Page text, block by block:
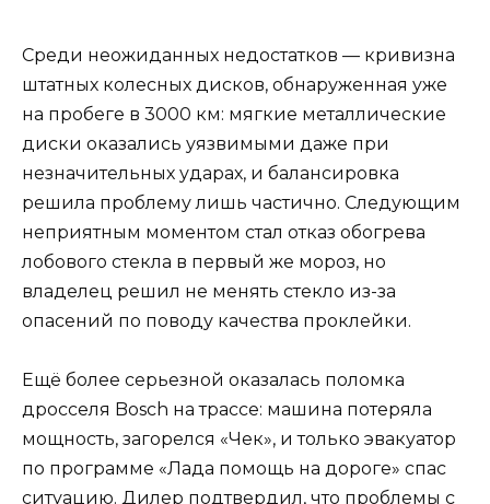
Среди неожиданных недостатков — кривизна
штатных колесных дисков, обнаруженная уже
на пробеге в 3000 км: мягкие металлические
диски оказались уязвимыми даже при
незначительных ударах, и балансировка
решила проблему лишь частично. Следующим
неприятным моментом стал отказ обогрева
лобового стекла в первый же мороз, но
владелец решил не менять стекло из-за
опасений по поводу качества проклейки.
Ещё более серьезной оказалась поломка
дросселя Bosch на трассе: машина потеряла
мощность, загорелся «Чек», и только эвакуатор
по программе «Лада помощь на дороге» спас
ситуацию. Дилер подтвердил, что проблемы с